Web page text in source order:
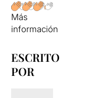
Más
información
ESCRITO
POR